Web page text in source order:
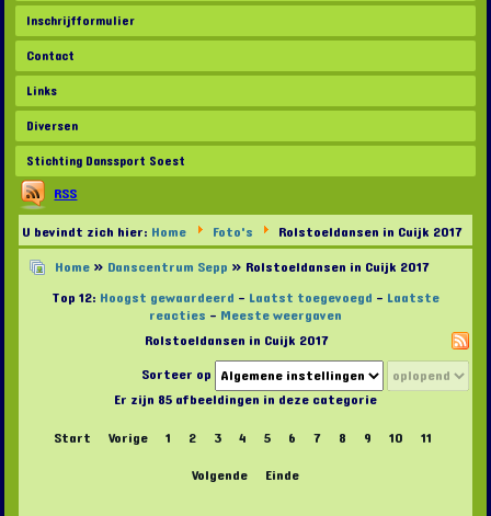
Inschrijfformulier
Contact
Links
Diversen
Stichting Danssport Soest
RSS
U bevindt zich hier: Home Foto's
Rolstoeldansen in Cuijk 2017
Home» Danscentrum Sepp » Rolstoeldansen in Cuijk 2017
Top 12: Hoogst gewaardeerd - Laatst toegevoegd - Laatste
reacties - Meeste weergaven
Rolstoeldansen in Cuijk 2017
Sorteer op
Er zijn 85 afbeeldingen in deze categorie
Start
Vorige 1 2 3 4 5 6 7 8 9 10
11
Volgende
Einde